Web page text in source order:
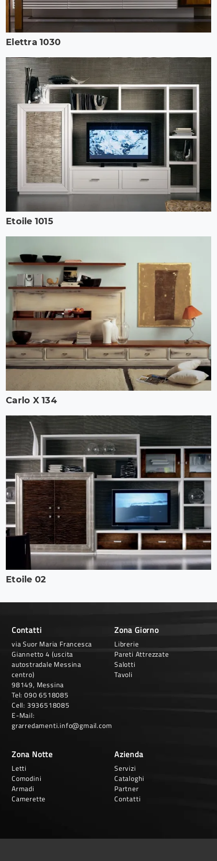
Elettra 1030
Etoile 1015
Carlo X 134
Etoile 02
Contatti
via Suor Maria Francesca
Giannetto 4 (uscita
autostradale Messina
centro)
98149, Messina
Tel: 090 6518085
Cell: 3936518085
E-Mail:
grarredamenti.info@gmail.com
Zona Giorno
Librerie
Pareti Attrezzate
Salotti
Tavoli
Zona Notte
Letti
Comodini
Armadi
Camerette
Azienda
Servizi
Cataloghi
Partner
Contatti